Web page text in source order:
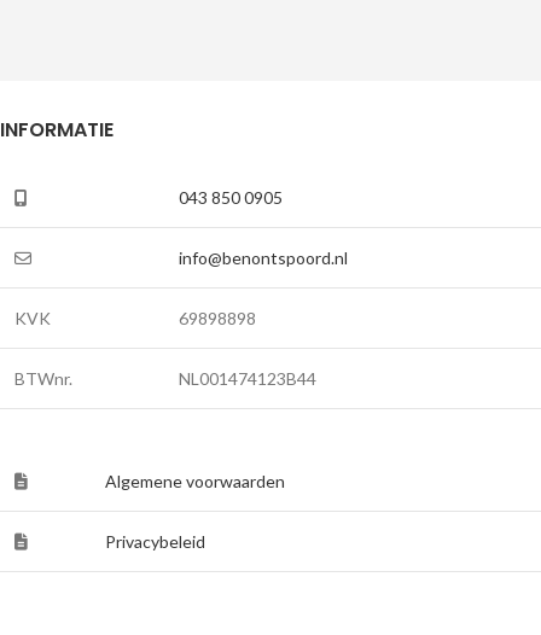
INFORMATIE
043 850 0905
info@benontspoord.nl
KVK 69898898
BTWnr. NL001474123B44
Algemene voorwaarden
Privacybeleid